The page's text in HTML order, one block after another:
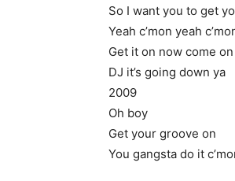
So I want you to get
Yeah c’mon yeah
Get it on now come on
DJ it’s going down ya
2009
Oh boy
Get your groove on
You gangsta do it